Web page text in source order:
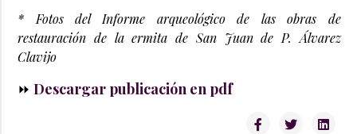
* Fotos del Informe arqueológico de las obras de
restauración de la ermita de San Juan de P. Álvarez
Clavijo
⏩ Descargar publicación en pdf